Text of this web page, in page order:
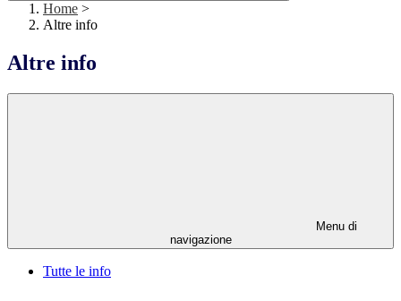
Home >
Altre info
Altre info
Menu di
navigazione
Tutte le info